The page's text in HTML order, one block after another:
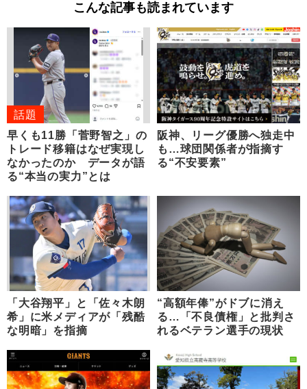
こんな記事も読まれています
話題
早くも11勝「菅野智之」の
トレード移籍はなぜ実現し
なかったのか データが語
る“本当の実力”とは
阪神、リーグ優勝へ独走中
も…球団関係者が指摘す
る“不安要素”
「大谷翔平」と「佐々木朗
希」に米メディアが「残酷
な明暗」を指摘
“高額年俸”がドブに消え
る…「不良債権」と批判さ
れるベテラン選手の現状